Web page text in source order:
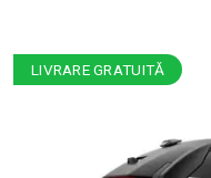
LIVRARE GRATUITĂ